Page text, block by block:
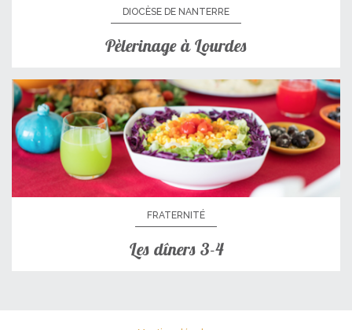
DIOCÈSE DE NANTERRE
Pèlerinage à Lourdes
FRATERNITÉ
Les dîners 3-4